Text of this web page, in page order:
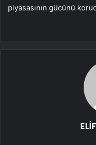
piyasasının gücünü